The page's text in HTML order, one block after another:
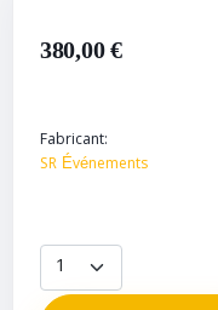
380,00 €
Fabricant:
SR Événements